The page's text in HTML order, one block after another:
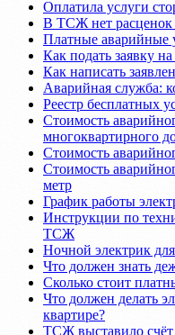
Оплатила услуги
В ТСЖ нет расценок
Платные аварийные
Как подать заявку
Как написать
Аварийная служба:
Реестр бесплатных
Стоимость
многоквартирного
Стоимость
Стоимость
метр
График работы
Инструкции по
ТСЖ
Ночной электрик
Что должен знать
Сколько стоит
Что должен делать
квартире?
ТСЖ выставило